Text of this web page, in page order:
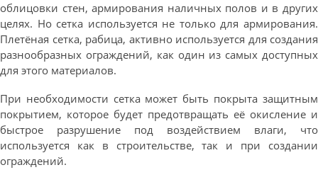
облицовки стен, армирования наличных полов и в других
целях. Но сетка используется не только для армирования.
Плетёная сетка, рабица, активно используется для создания
разнообразных ограждений, как один из самых доступных
для этого материалов.
При необходимости сетка может быть покрыта защитным
покрытием, которое будет предотвращать её окисление и
быстрое разрушение под воздействием влаги, что
используется как в строительстве, так и при создании
ограждений.